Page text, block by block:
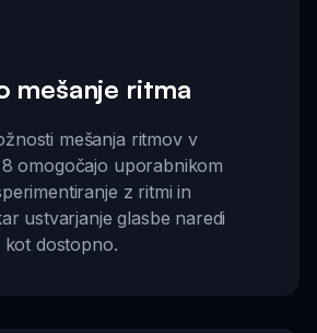
mešanje ritma
mešanja ritmov v
omogočajo uporabnikom
z ritmi in
ustvarjanje glasbe naredi
dostopno.